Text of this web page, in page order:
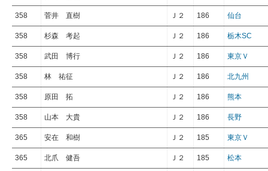
358 菅井 直樹 Ｊ２ 186 仙台
358 杉森 考起 Ｊ２ 186 栃木SC
358 武田 博行 Ｊ２ 186 東京Ｖ
358 林 祐征 Ｊ２ 186 北九州
358 原田 拓 Ｊ２ 186 熊本
358 山本 大貴 Ｊ２ 186 長野
365 安在 和樹 Ｊ２ 185 東京Ｖ
365 北爪 健吾 Ｊ２ 185 松本